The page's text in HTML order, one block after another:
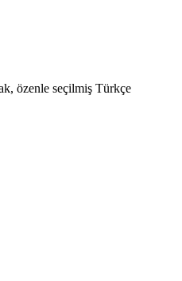
özenle seçilmiş Türkçe